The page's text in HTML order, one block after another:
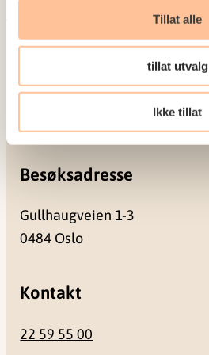
Tillat alle
tillat utvalg
Ikke tillat
Pb. 181 Nydalen
Besøksadresse
Gullhaugveien 1-3
0484 Oslo
Kontakt
22 59 55 00